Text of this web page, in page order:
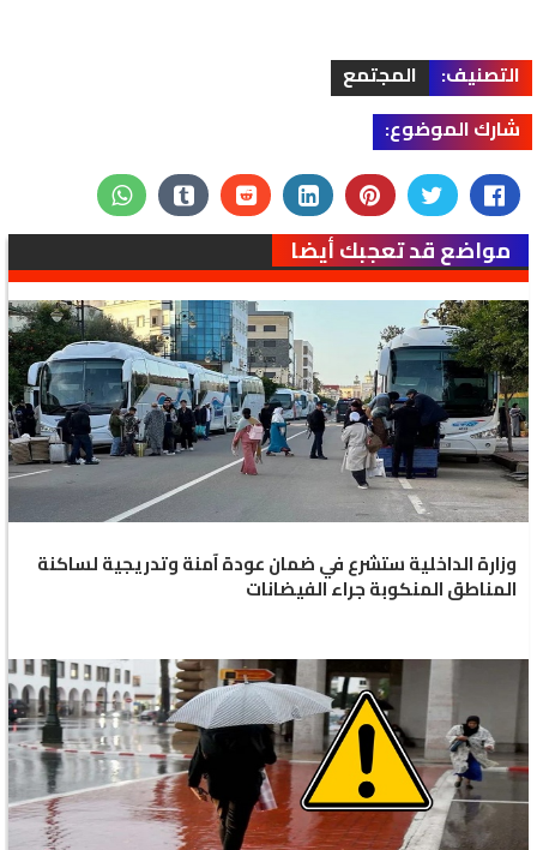
التصنيف:
المجتمع
شارك الموضوع:
مواضع قد تعجبك أيضا
وزارة الداخلية ستشرع في ضمان عودة آمنة وتدريجية لساكنة
المناطق المنكوبة جراء الفيضانات